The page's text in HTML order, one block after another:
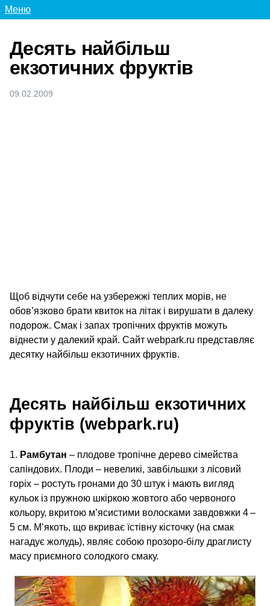
Меню
Десять найбільш
екзотичних фруктів
09.02.2009
Щоб відчути себе на узбережжі теплих морів, не
обов’язково брати квиток на літак і вирушати в далеку
подорож. Смак і запах тропічних фруктів можуть
віднести у далекий край. Сайт webpark.ru представляє
десятку найбільш екзотичних фруктів.
Десять найбільш екзотичних
фруктів (webpark.ru)
1. Рамбутан – плодове тропічне дерево сімейства
сапіндових. Плоди – невеликі, завбільшки з лісовий
горіх – ростуть гронами до 30 штук і мають вигляд
кульок із пружною шкіркою жовтого або червоного
кольору, вкритою м’ясистими волосками завдовжки 4 –
5 см. М’якоть, що вкриває їстівну кісточку (на смак
нагадує жолудь), являє собою прозоро-білу драглисту
масу приємного солодкого смаку.